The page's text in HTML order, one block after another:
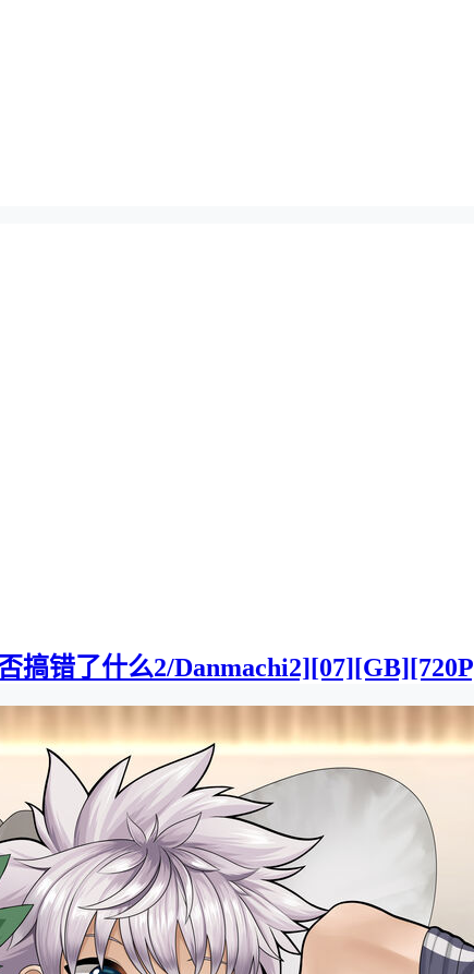
搞错了什么2/